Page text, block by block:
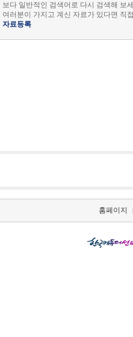
보다 일반적인 검색어로 다시 검색해 보
여러분이 가지고 계신 자료가 있다면 직
자료등록
홈페이지 |